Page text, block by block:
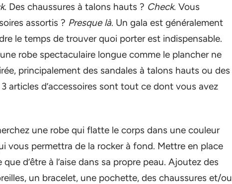
. Des chaussures à talons hauts ? Check. Vous
assortis ? Presque là. Un gala est généralement
le temps de trouver quoi porter est indispensable.
robe spectaculaire longue comme le plancher ne
principalement des sandales à talons hauts ou des
articles d’accessoires sont tout ce dont vous avez
une robe qui flatte le corps dans une couleur
vous permettra de la rocker à fond. Mettre en place
d’être à l’aise dans sa propre peau. Ajoutez des
un bracelet, une pochette, des chaussures et/ou